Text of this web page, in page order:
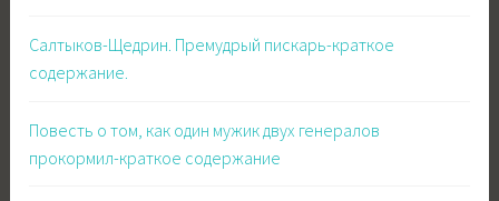
Салтыков-Щедрин. Премудрый пискарь-краткое
содержание.
Повесть о том, как один мужик двух генералов
прокормил-краткое содержание